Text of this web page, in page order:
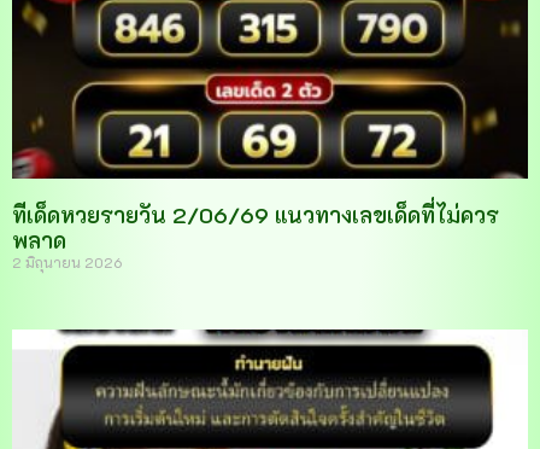
ทีเด็ดหวยรายวัน 2/06/69 แนวทางเลขเด็ดที่ไม่ควร
พลาด
2 มิถุนายน 2026